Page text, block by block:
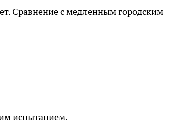
Сравнение с медленным городским
испытанием.